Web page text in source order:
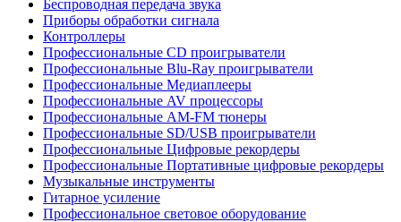
Беспроводная передача звука
Приборы обработки сигнала
Контроллеры
Профессиональные СD проигрыватели
Профессиональные Blu-Ray проигрыватели
Профессиональные Медиаплееры
Профессиональные AV процессоры
Профессиональные AM-FM тюнеры
Профессиональные SD/USB проигрыватели
Профессиональные Цифровые рекордеры
Профессиональные Портативные цифровые рекордеры
Музыкальные инструменты
Гитарное усиление
Профессиональное световое оборудование